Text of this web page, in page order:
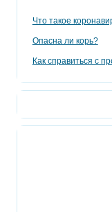
Что такое
Опасна ли корь?
Как справиться с